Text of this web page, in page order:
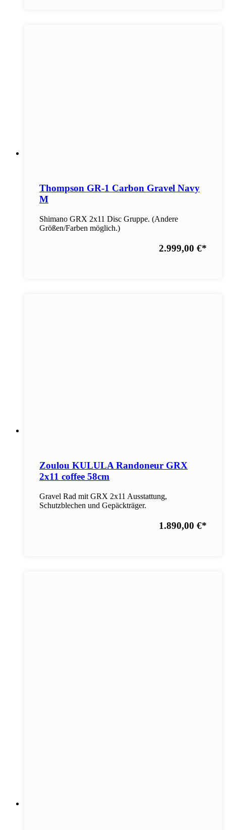
Thompson GR-1 Carbon Gravel Navy
M
Shimano GRX 2x11 Disc Gruppe. (Andere
Größen/Farben möglich.)
2.999,00 €*
Zoulou KULULA Randoneur GRX
2x11 coffee 58cm
Gravel Rad mit GRX 2x11 Ausstattung,
Schutzblechen und Gepäckträger.
1.890,00 €*